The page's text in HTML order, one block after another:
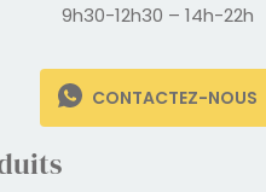
9h30-12h30 – 14h-22h
CONTACTEZ-NOUS